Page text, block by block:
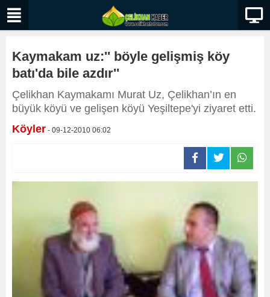
Kaymakam uz:'' böyle gelişmiş köy
batı'da bile azdır''
Çelikhan Kaymakamı Murat Uz, Çelikhan’ın en
büyük köyü ve gelişen köyü Yeşiltepe'yi ziyaret etti.
Köyler - 09-12-2010 06:02